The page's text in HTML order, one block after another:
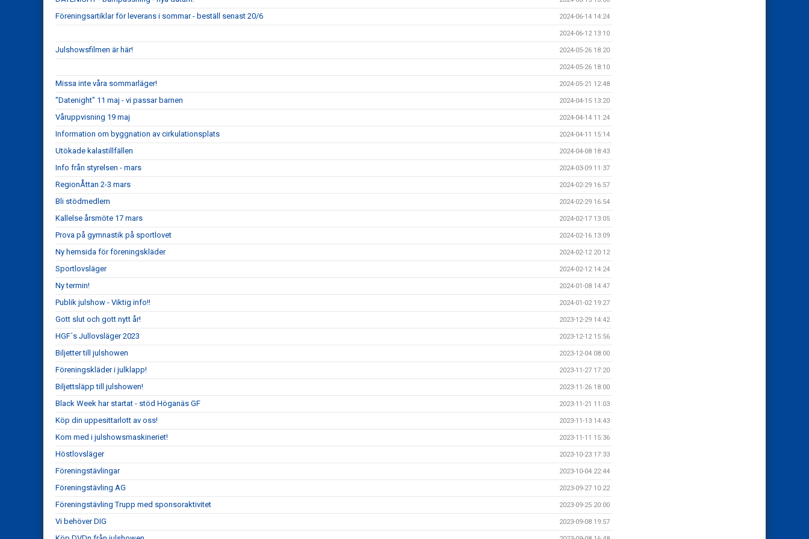
Föreningsartiklar för leverans i sommar - beställ senast 20/6 2024-06-14 14:24
2024-06-12 13:10
Julshowsfilmen är här! 2024-05-26 18:20
2024-05-26 18:10
Missa inte våra sommarläger! 2024-05-21 12:48
"Datenight" 11 maj - vi passar barnen 2024-04-15 13:20
Våruppvisning 19 maj 2024-04-14 11:24
Information om byggnation av cirkulationsplats 2024-04-11 15:14
Utökade kalastillfällen 2024-04-08 18:43
Info från styrelsen - mars 2024-03-09 11:37
RegionÅttan 2-3 mars 2024-02-29 16:57
Bli stödmedlem 2024-02-29 16:54
Kallelse årsmöte 17 mars 2024-02-17 13:05
Prova på gymnastik på sportlovet 2024-02-16 13:09
Ny hemsida för föreningskläder 2024-02-12 20:12
Sportlovsläger 2024-02-12 14:24
Ny termin! 2024-01-08 14:47
Publik julshow - Viktig info!! 2024-01-02 19:27
Gott slut och gott nytt år! 2023-12-29 14:42
HGF´s Jullovsläger 2023 2023-12-12 15:56
Biljetter till julshowen 2023-12-04 08:00
Föreningskläder i julklapp! 2023-11-27 17:20
Biljettsläpp till julshowen! 2023-11-26 18:00
Black Week har startat - stöd Höganäs GF 2023-11-21 11:03
Köp din uppesittarlott av oss! 2023-11-13 14:43
Kom med i julshowsmaskineriet! 2023-11-11 15:36
Höstlovsläger 2023-10-23 17:33
Föreningstävlingar 2023-10-04 22:44
Föreningstävling AG 2023-09-27 10:22
Föreningstävling Trupp med sponsoraktivitet 2023-09-25 20:00
Vi behöver DIG 2023-09-08 19:57